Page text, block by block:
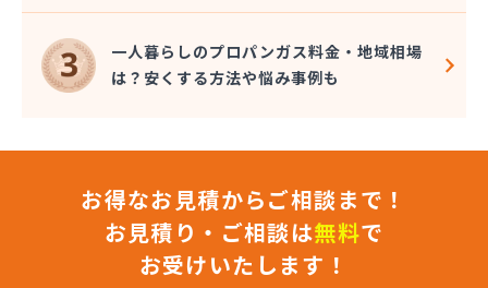
東予液化ガス株式会社 本社
藤村石油株式会社 エネルギー事業部-松山
藤村石油株式会社 本社
南予ガス協業組合
日豊ガス
日野燃料店有限会社
八原産業
美須賀燃料店
一人暮らしのプロパンガス料金・地域相場
は？安くする方法や悩み事例も
お得なお見積からご相談まで！
お見積り・ご相談は無料で
お受けいたします！